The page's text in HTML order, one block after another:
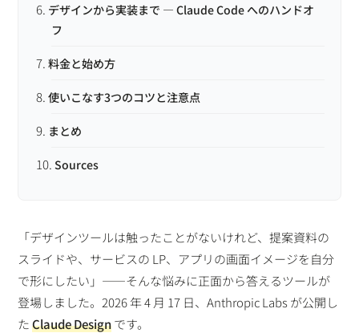
デザインから実装まで ― Claude Code へのハンドオ
フ
料金と始め方
使いこなす3つのコツと注意点
まとめ
Sources
「デザインツールは触ったことがないけれど、提案資料の
スライドや、サービスの LP、アプリの画面イメージを自分
で形にしたい」——そんな悩みに正面から答えるツールが
登場しました。2026 年 4 月 17 日、Anthropic Labs が公開し
たClaude Designです。